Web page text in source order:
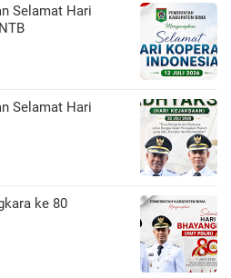
Selamat Hari
Selamat Hari
ke 80